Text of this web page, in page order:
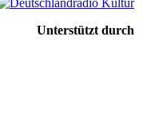
Unterstützt durch